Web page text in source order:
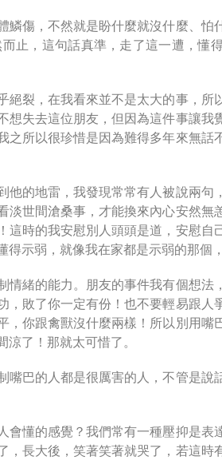
傷，不然就是盼什麼就沒什麼、怕
止，這句話真準，走了這一遭，懂
裂，在我看來並不是太大的事，所
失去這位朋友，但因為這件事讓我
所以很珍惜是因為難得多年來無話
的地雷，我發現常常有人被說兩句
世間滄桑事，才能換來內心安然無
時的我安慰別人頭頭是道，安慰自
示弱，就像我在家都是示弱的那個
緒的能力。朋友的事件我有個想法
敗了你一定有份！也不要輕易跟人
你跟禽獸沒什麼兩樣！所以別用嘴
了！那就太可惜了。
巴的人都是很厲害的人，不管是說
懂的感覺？我們常有一種壓抑是表
長大後，笑著笑著就哭了，若這時